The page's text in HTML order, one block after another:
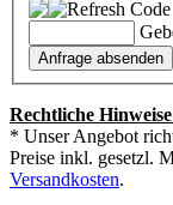
Rechtliche
* Unser Angebot
Preise inkl. gesetzl.
Versandkosten.